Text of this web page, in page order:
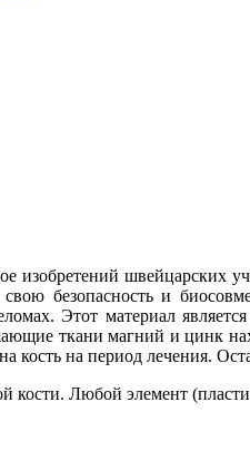
изобретений швейцарских
безопасность и
Этот материал
ткани магний и цинк
кость на период лечения.
кости. Любой элемент